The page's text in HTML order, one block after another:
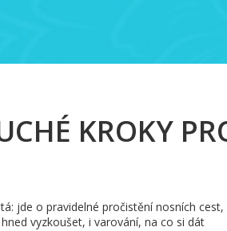
KROKY
jde o pravidelné pročistění nosních cest,
vyzkoušet, i varování, na co si dát